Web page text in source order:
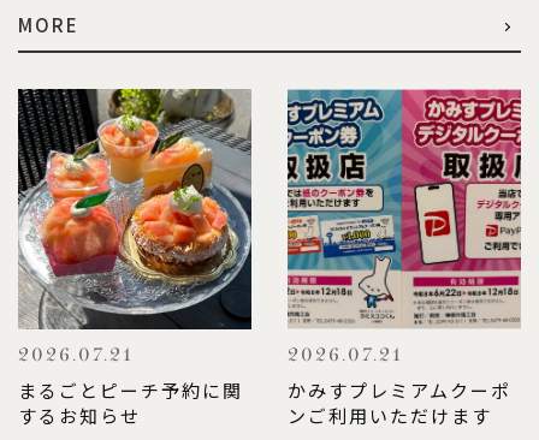
MORE
2026.07.21
まるごとピーチ予約に関
するお知らせ
2026.07.21
かみすプレミアムクーポ
ンご利用いただけます